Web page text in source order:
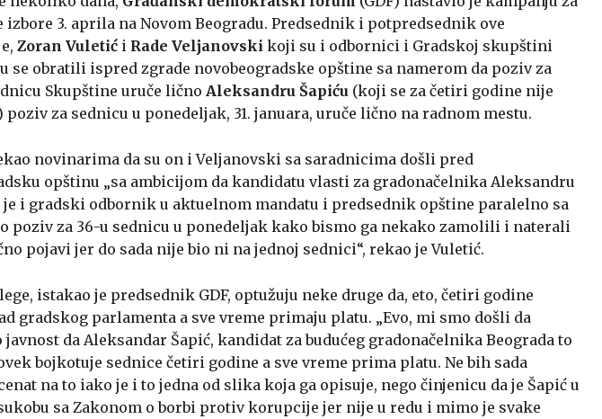
izbore 3. aprila na Novom Beogradu. Predsednik i potpredsednik ove
Zoran Vuletić i Rade Veljanovski koji su i odbornici i Gradskoj skupštini
se obratili ispred zgrade novobeogradske opštine sa namerom da poziv za
Skupštine uruče lično Aleksandru Šapiću (koji se za četiri godine nije
poziv za sednicu u ponedeljak, 31. januara, uruče lično na radnom mestu.
novinarima da su on i Veljanovski sa saradnicima došli pred
opštinu „sa ambicijom da kandidatu vlasti za gradonačelnika Aleksandru
je i gradski odbornik u aktuelnom mandatu i predsednik opštine paralelno sa
poziv za 36-u sednicu u ponedeljak kako bismo ga nekako zamolili i naterali
pojavi jer do sada nije bio ni na jednoj sednici“, rekao je Vuletić.
istakao je predsednik GDF, optužuju neke druge da, eto, četiri godine
gradskog parlamenta a sve vreme primaju platu. „Evo, mi smo došli da
javnost da Aleksandar Šapić, kandidat za budućeg gradonačelnika Beograda to
bojkotuje sednice četiri godine a sve vreme prima platu. Ne bih sada
na to iako je i to jedna od slika koja ga opisuje, nego činjenicu da je Šapić u
sa Zakonom o borbi protiv korupcije jer nije u redu i mimo je svake